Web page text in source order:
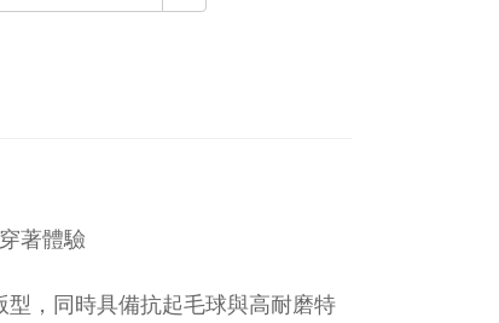
著體驗
，同時具備抗起毛球與高耐磨特